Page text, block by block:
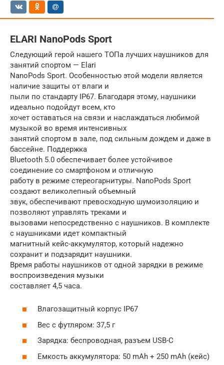
ELARI NanoPods Sport
Следующий герой нашего ТОПа лучших наушников для
занятий спортом — Elari
NanoPods Sport. Особенностью этой модели является
наличие защиты от влаги и
пыли по стандарту IP67. Благодаря этому, наушники
идеально подойдут всем, кто
хочет оставаться на связи и наслаждаться любимой
музыкой во время интенсивных
занятий спортом в зале, под сильным дождем и даже в
бассейне. Поддержка
Bluetooth 5.0 обеспечивает более устойчивое
соединение со смартфоном и отличную
работу в режиме стереогарнитуры. NanoPods Sport
создают великолепный объемный
звук, обеспечивают превосходную шумоизоляцию и
позволяют управлять треками и
вызовами непосредственно с наушников. В комплекте
с наушниками идет компактный
магнитный кейс-аккумулятор, который надежно
сохранит и подзарядит наушники.
Время работы наушников от одной зарядки в режиме
воспроизведения музыки
составляет 4,5 часа.
Влагозащитный корпус IP67
Вес с футляром: 37,5 г
Зарядка: беспроводная, разъем USB-C
Емкость аккумулятора: 50 mAh + 250 mAh (кейс)